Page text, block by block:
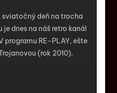
deň na trocha
dnes na náš retro kanál
programu RE-PLAY, ešte
(rok 2010).